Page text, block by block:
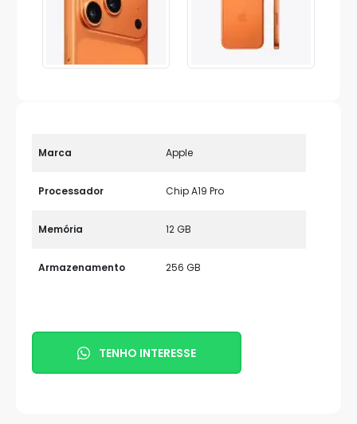
Marca Apple
Processador Chip A19 Pro
Memória 12 GB
Armazenamento 256 GB
TENHO INTERESSE